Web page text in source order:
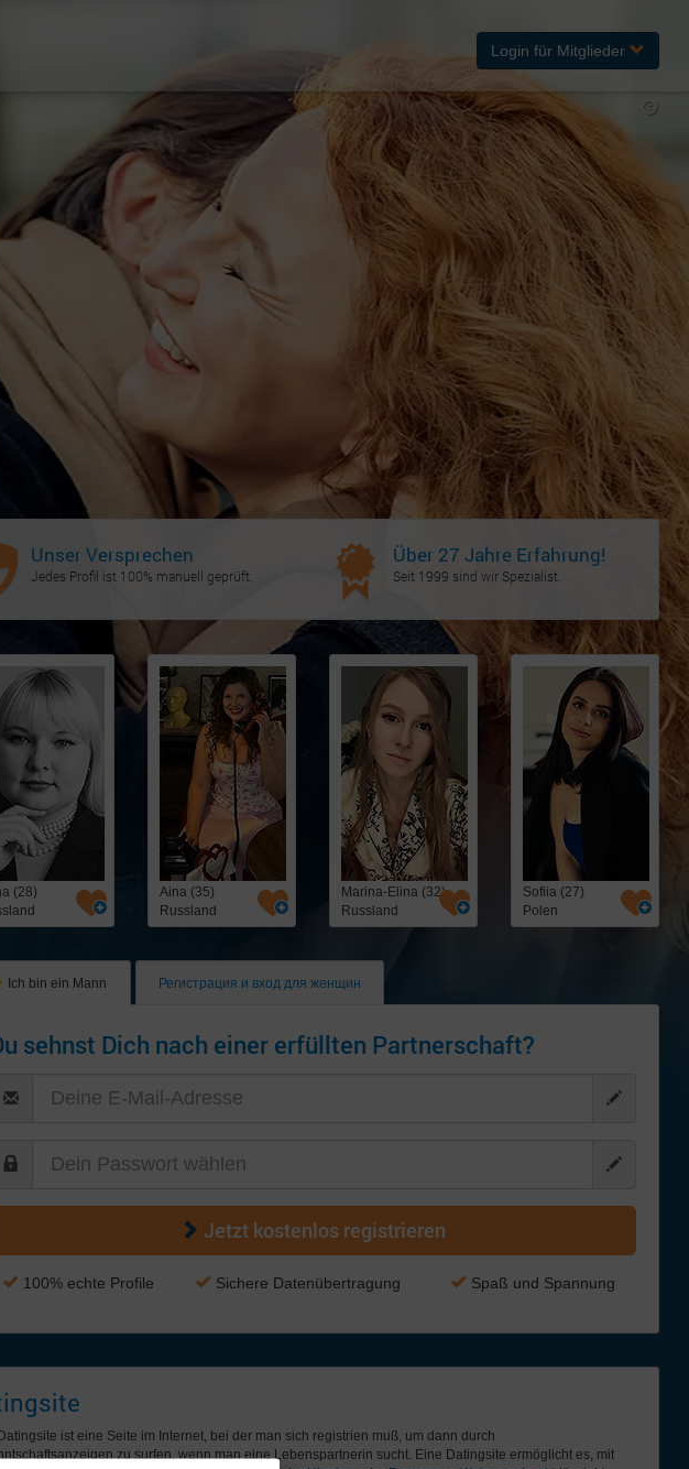
Unser Versprechen
Jedes Profil ist 100% manuell geprüft.
Über 27 Jahre Erfahrung!
Seit 1999 sind wir Spezialist.
(28)
Aina (35)
Russland
Marina-Elina (32)
Russland
Sofiia (27)
Polen
Ich bin ein Mann Регистрация и вход для женщин
sehnst Dich nach einer erfüllten Partnerschaft?
Jetzt kostenlos registrieren
100% echte Profile Sichere Datenübertragung Spaß und Spannung
ist eine Seite im Internet, bei der man sich registrien muß, um dann durch
zu surfen, wenn man eine Lebenspartnerin sucht. Eine Datingsite ermöglicht es, mit
Login für Mitglieder